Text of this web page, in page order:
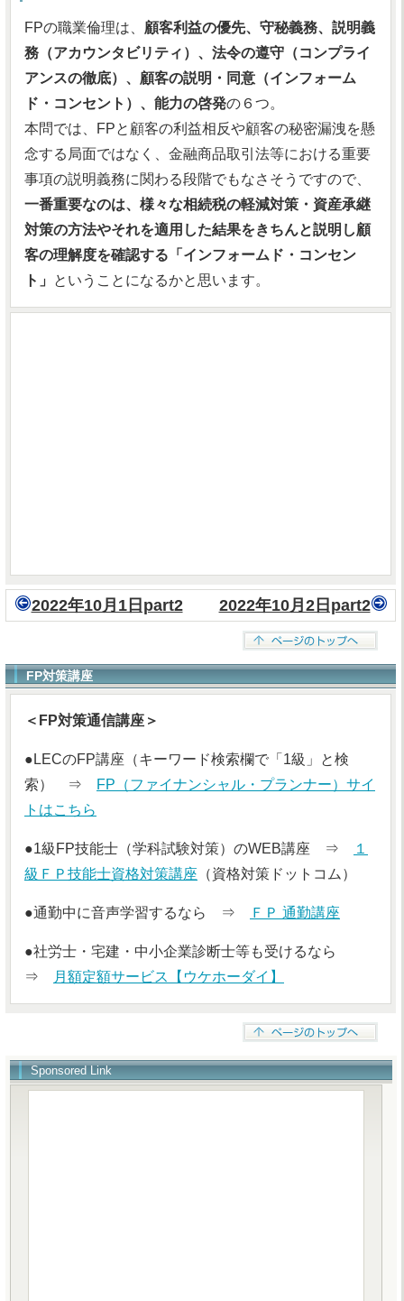
FPの職業倫理は、 顧客利益の優先、守秘義務、説明義
務（アカウンタビリティ）、法令の遵守（コンプライ
アンスの徹底）、顧客の説明・同意（インフォーム
ド・コンセント）、能力の啓発の６つ。
本問では、FPと顧客の利益相反や顧客の秘密漏洩を懸
念する局面ではなく、金融商品取引法等における重要
事項の説明義務に関わる段階でもなさそうですので、
一番重要なのは、様々な相続税の軽減対策・資産承継
対策の方法やそれを適用した結果をきちんと説明し顧
客の理解度を確認する「インフォームド・コンセン
ト」
ということになるかと思います。
2022年10月1日part2 2022年10月2日part2
FP対策講座
＜FP対策通信講座＞
●LECのFP講座（キーワード検索欄で「1級」と検
索） ⇒
FP（ファイナンシャル・プランナー）サイ
トはこちら
●1級FP技能士（学科試験対策）のWEB講座 ⇒
１
級ＦＰ技能士資格対策講座 （資格対策ドットコム）
●通勤中に音声学習するなら ⇒ ＦＰ 通勤講座
●社労士・宅建・中小企業診断士等も受けるなら
⇒
月額定額サービス【ウケホーダイ】
Sponsored Link